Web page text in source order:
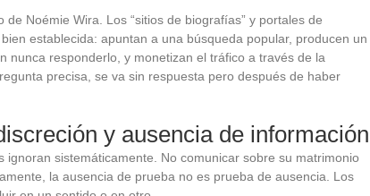
Noémie Wira. Los “sitios de biografías” y portales de
establecida: apuntan a una búsqueda popular, producen un
nunca responderlo, y monetizan el tráfico a través de la
precisa, se va sin respuesta pero después de haber
y ausencia de información
ignoran sistemáticamente. No comunicar sobre su matrimonio
la ausencia de prueba no es prueba de ausencia. Los